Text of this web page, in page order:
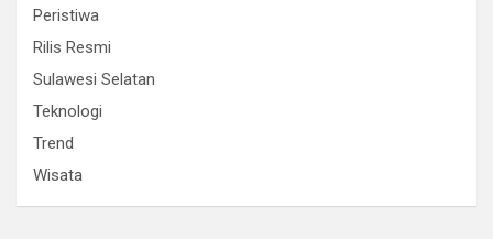
Peristiwa
Rilis Resmi
Sulawesi Selatan
Teknologi
Trend
Wisata